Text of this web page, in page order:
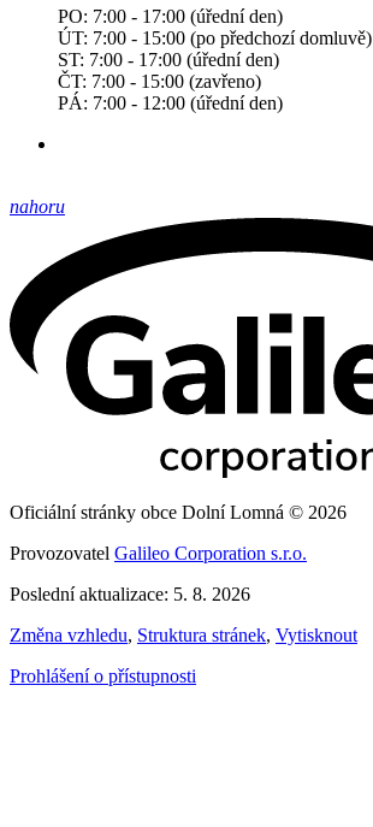
PO: 7:00 - 17:00 (úřední den)
ÚT: 7:00 - 15:00 (po předchozí domluvě)
ST: 7:00 - 17:00 (úřední den)
ČT: 7:00 - 15:00 (zavřeno)
PÁ: 7:00 - 12:00 (úřední den)
nahoru
Oficiální stránky obce Dolní Lomná © 2026
Provozovatel Galileo Corporation s.r.o.
Poslední aktualizace: 5. 8. 2026
Změna vzhledu, Struktura stránek, Vytisknout
Prohlášení o přístupnosti